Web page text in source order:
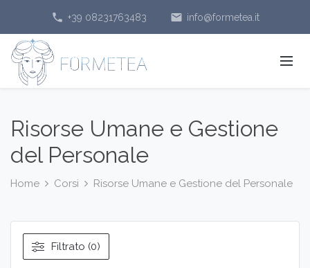
phone +39 08231763483 email info@formetea.it
Risorse Umane e Gestione
del Personale
Home Corsi Risorse Umane e Gestione del Personale
Filtrato (0)